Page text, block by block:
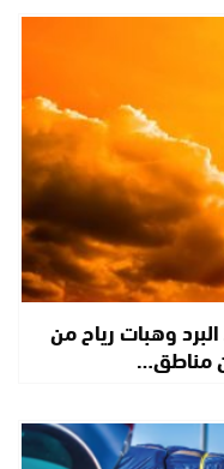
وهبات رياح من
مناطق…